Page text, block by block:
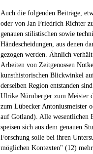
Auch die folgenden Beiträge,
oder von Jan Friedrich Richter
genauen stilistischen sowie
Händescheidungen, aus denen
gezogen werden. Ähnlich
Arbeiten von Zeitgenossen
kunsthistorischen Blickwinkel
derselben Region entstanden
Ulrike Nürnberger zum Meister
zum Lübecker Antoniusmeister
auf Gotland). Alle wesentlichen
speisen sich aus dem genauen
Forschung solle bei ihren
möglichen Kontexten" (12)